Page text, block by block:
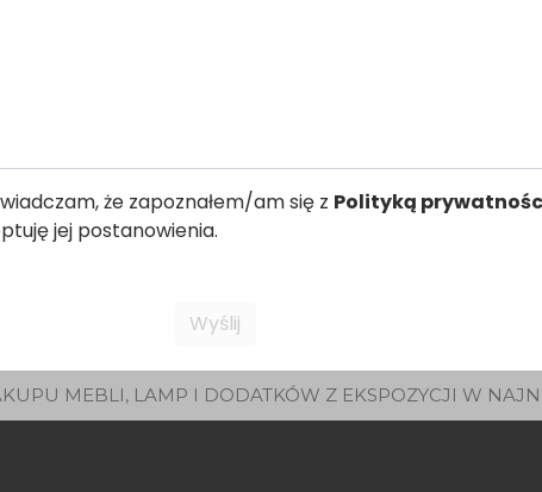
że zapoznałem/am się z Polityką
jej postanowienia.
MEBLI, LAMP I DODATKÓW Z EKSPOZYCJI W